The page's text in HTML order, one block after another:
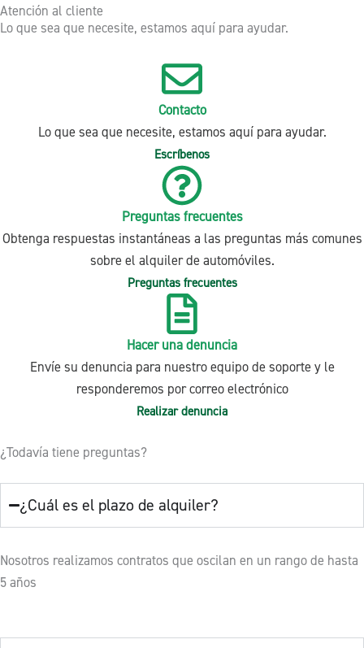
Atención al cliente
Lo que sea que necesite, estamos aquí para ayudar.
Contacto
Lo que sea que necesite, estamos aquí para ayudar.
Escríbenos
Preguntas frecuentes
Obtenga respuestas instantáneas a las preguntas más comunes
sobre el alquiler de automóviles.
Preguntas frecuentes
Hacer una denuncia
Envíe su denuncia para nuestro equipo de soporte y le
responderemos por correo electrónico
Realizar denuncia
¿Todavía tiene preguntas?
¿Cuál es el plazo de alquiler?
Nosotros realizamos contratos que oscilan en un rango de hasta
5 años